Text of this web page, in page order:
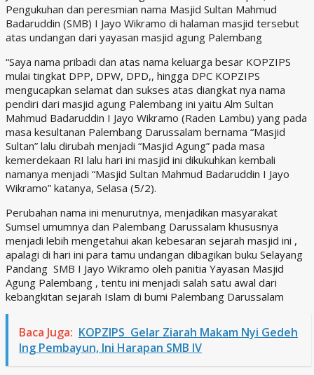
Pengukuhan dan peresmian nama Masjid Sultan Mahmud
Badaruddin (SMB) I Jayo Wikramo di halaman masjid tersebut
atas undangan dari yayasan masjid agung Palembang
“Saya nama pribadi dan atas nama keluarga besar KOPZIPS
mulai tingkat DPP, DPW, DPD,, hingga DPC KOPZIPS
mengucapkan selamat dan sukses atas diangkat nya nama
pendiri dari masjid agung Palembang ini yaitu Alm Sultan
Mahmud Badaruddin I Jayo Wikramo (Raden Lambu) yang pada
masa kesultanan Palembang Darussalam bernama “Masjid
Sultan” lalu dirubah menjadi “Masjid Agung” pada masa
kemerdekaan RI lalu hari ini masjid ini dikukuhkan kembali
namanya menjadi “Masjid Sultan Mahmud Badaruddin I Jayo
Wikramo” katanya, Selasa (5/2).
Perubahan nama ini menurutnya, menjadikan masyarakat
Sumsel umumnya dan Palembang Darussalam khususnya
menjadi lebih mengetahui akan kebesaran sejarah masjid ini ,
apalagi di hari ini para tamu undangan dibagikan buku Selayang
Pandang SMB I Jayo Wikramo oleh panitia Yayasan Masjid
Agung Palembang , tentu ini menjadi salah satu awal dari
kebangkitan sejarah Islam di bumi Palembang Darussalam
Baca Juga: KOPZIPS Gelar Ziarah Makam Nyi Gedeh
Ing Pembayun, Ini Harapan SMB IV